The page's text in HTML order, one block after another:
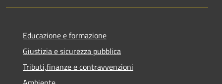
Educazione e formazione
Giustizia e sicurezza pubblica
Tributi,finanze e contravvenzioni